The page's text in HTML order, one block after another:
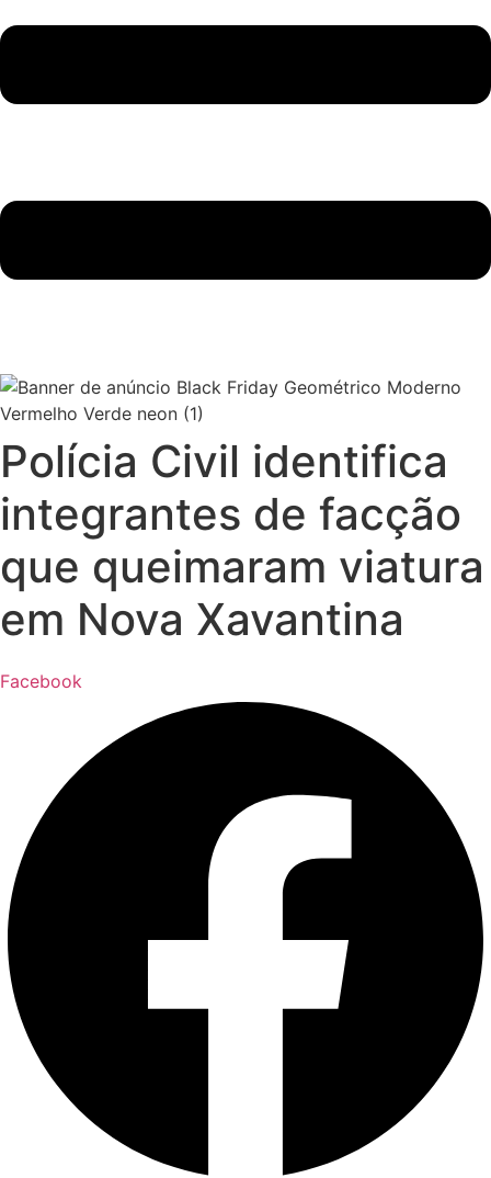
Polícia Civil identifica
integrantes de facção
que queimaram viatura
em Nova Xavantina
Facebook